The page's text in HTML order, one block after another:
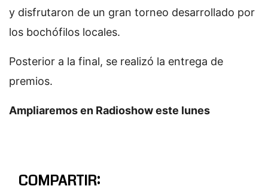
y disfrutaron de un gran torneo desarrollado por
los bochófilos locales.
Posterior a la final, se realizó la entrega de
premios.
Ampliaremos en Radioshow este lunes
COMPARTIR: